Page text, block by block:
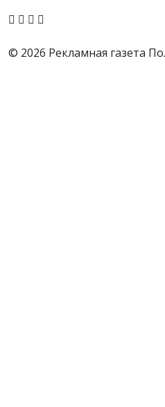
© 2026 Рекламная газета